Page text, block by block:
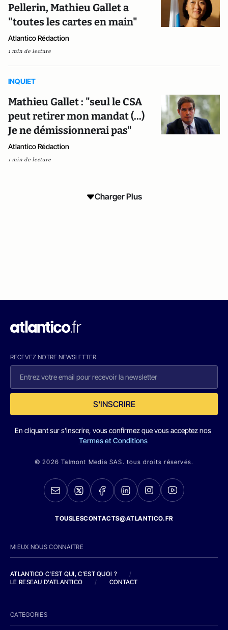
Pellerin, Mathieu Gallet a
"toutes les cartes en main"
Atlantico Rédaction
1 min de lecture
INQUIET
Mathieu Gallet : "seul le CSA
peut retirer mon mandat (...)
Je ne démissionnerai pas"
Atlantico Rédaction
1 min de lecture
Charger Plus
RECEVEZ NOTRE NEWSLETTER
S'INSCRIRE
En cliquant sur s'inscrire, vous confirmez que vous acceptez nos
Termes et Conditions
© 2026 Talmont Media SAS. tous droits réservés.
TOUSLESCONTACTS@ATLANTICO.FR
MIEUX NOUS CONNAITRE
ATLANTICO C'EST QUI, C'EST QUOI ?
/
LE RESEAU D'ATLANTICO
/ CONTACT
CATEGORIES